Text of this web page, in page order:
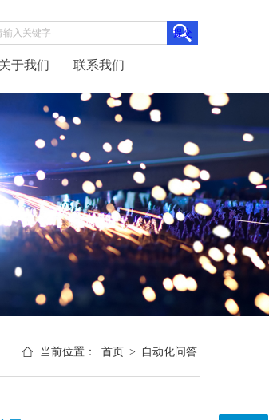
关于我们 联系我们
当前位置： 首页 > 自动化问答